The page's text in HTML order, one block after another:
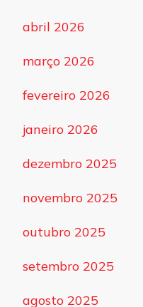
abril 2026
março 2026
fevereiro 2026
janeiro 2026
dezembro 2025
novembro 2025
outubro 2025
setembro 2025
agosto 2025